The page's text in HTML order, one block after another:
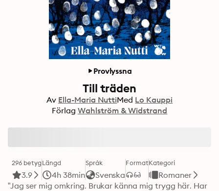
Provlyssna
Till träden
Av Ella-Maria NuttiMed Lo Kauppi
Förlag Wahlström & Widstrand
296 betyg
3.9
Längd
4h 38min
Språk
Svenska
FormatKategori
Romaner
”Jag ser mig omkring. Brukar känna mig trygg här. Har